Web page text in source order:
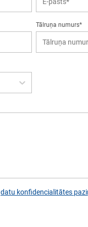
Tālruņa numurs*
datu konfidencialitātes